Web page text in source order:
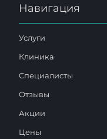
Навигация
Услуги
Клиника
Специалисты
Отзывы
Акции
Цены